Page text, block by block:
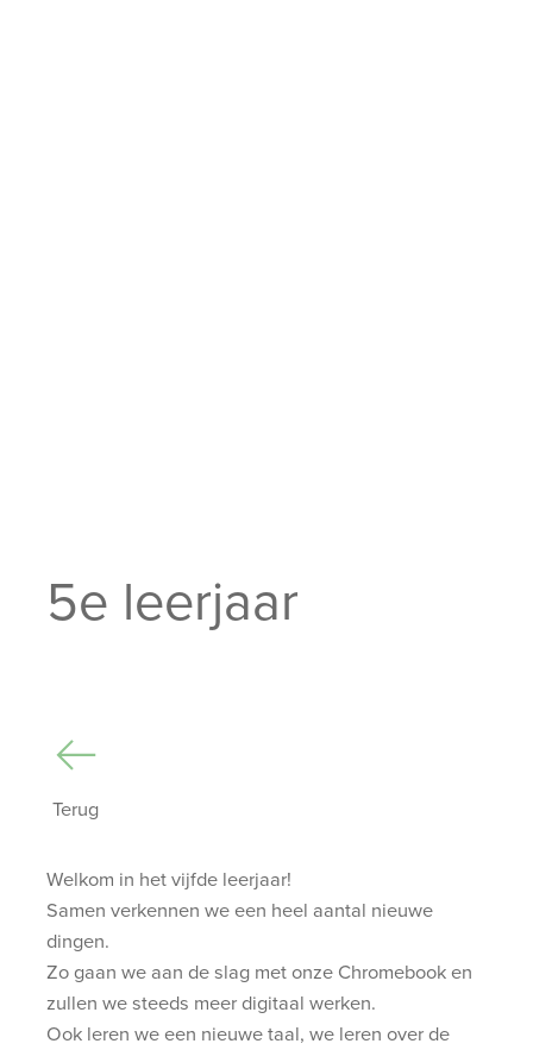
5e leerjaar
Terug
Welkom in het vijfde leerjaar!
Samen verkennen we een heel aantal nieuwe
dingen.
Zo gaan we aan de slag met onze Chromebook en
zullen we steeds meer digitaal werken.
Ook leren we een nieuwe taal, we leren over de